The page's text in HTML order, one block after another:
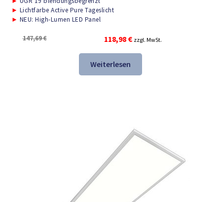
► Lichtfarbe Active Pure Tageslicht
► NEU: High-Lumen LED Panel
147,69€
Ursprünglicher
Preis
war:
147,69 €
118,98 €Aktueller
Preis
118,98 €.
zzgl. MwSt.
Weiterlesen